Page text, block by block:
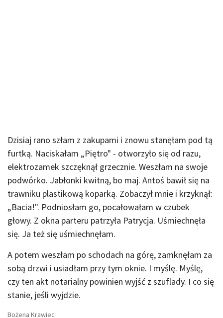
Dzisiaj rano szłam z zakupami i znowu stanęłam pod tą
furtką. Naciskałam „Piętro" - otworzyło się od razu,
elektrozamek szczęknął grzecznie. Weszłam na swoje
podwórko. Jabłonki kwitną, bo maj. Antoś bawił się na
trawniku plastikową koparką. Zobaczył mnie i krzyknął:
„Bacia!". Podniosłam go, pocałowałam w czubek
głowy. Z okna parteru patrzyła Patrycja. Uśmiechnęła
się. Ja też się uśmiechnęłam.
A potem weszłam po schodach na górę, zamknęłam za
sobą drzwi i usiadłam przy tym oknie. I myślę. Myślę,
czy ten akt notarialny powinien wyjść z szuflady. I co się
stanie, jeśli wyjdzie.
Bożena Krawiec